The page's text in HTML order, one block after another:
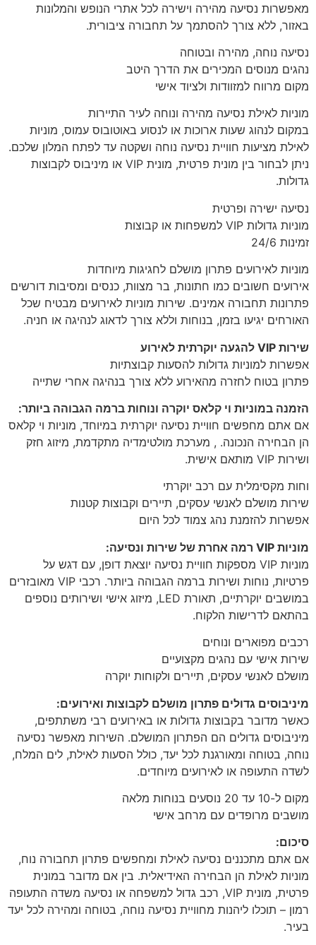
מאפשרות נסיעה מהירה וישירה לכל אתרי הנופש והמלונות
באזור, ללא צורך להסתמך על תחבורה ציבורית.
נסיעה נוחה, מהירה ובטוחה
נהגים מנוסים המכירים את הדרך היטב
מקום מרווח למזוודות ולציוד אישי
מוניות לאילת נסיעה מהירה ונוחה לעיר התיירות
במקום לנהוג שעות ארוכות או לנסוע באוטובוס עמוס, מוניות
לאילת מציעות חוויית נסיעה נוחה ושקטה עד לפתח המלון שלכם.
ניתן לבחור בין מונית פרטית, מונית VIP או מיניבוס לקבוצות
גדולות.
נסיעה ישירה ופרטית
מוניות גדולות VIP למשפחות או קבוצות
זמינות 24/6
מוניות לאירועים פתרון מושלם לחגיגות מיוחדות
אירועים חשובים כמו חתונות, בר מצוות, כנסים ומסיבות דורשים
פתרונות תחבורה אמינים. שירות מוניות לאירועים מבטיח שכל
האורחים יגיעו בזמן, בנוחות וללא צורך לדאוג לנהיגה או חניה.
שירות VIP להגעה יוקרתית לאירוע
אפשרות למוניות גדולות להסעות קבוצתיות
פתרון בטוח לחזרה מהאירוע ללא צורך בנהיגה אחרי שתייה
הזמנה במוניות וי קלאס יוקרה ונוחות ברמה הגבוהה ביותר:
אם אתם מחפשים חוויית נסיעה יוקרתית במיוחד, מוניות וי קלאס
הן הבחירה הנכונה. , מערכת מולטימדיה מתקדמת, מיזוג חזק
ושירות VIP מותאם אישית.
וחות מקסימלית עם רכב יוקרתי
שירות מושלם לאנשי עסקים, תיירים וקבוצות קטנות
אפשרות להזמנת נהג צמוד לכל היום
מוניות VIP רמה אחרת של שירות ונסיעה:
מוניות VIP מספקות חוויית נסיעה יוצאת דופן, עם דגש על
פרטיות, נוחות ושירות ברמה הגבוהה ביותר. רכבי VIP מאובזרים
במושבים יוקרתיים, תאורת LED, מיזוג אישי ושירותים נוספים
בהתאם לדרישות הלקוח.
רכבים מפוארים ונוחים
שירות אישי עם נהגים מקצועיים
מושלם לאנשי עסקים, תיירים ולקוחות יוקרה
מיניבוסים גדולים פתרון מושלם לקבוצות ואירועים:
כאשר מדובר בקבוצות גדולות או באירועים רבי משתתפים,
מיניבוסים גדולים הם הפתרון המושלם. השירות מאפשר נסיעה
נוחה, בטוחה ומאורגנת לכל יעד, כולל הסעות לאילת, לים המלח,
לשדה התעופה או לאירועים מיוחדים.
מקום ל-10 עד 20 נוסעים בנוחות מלאה
מושבים מרופדים עם מרחב אישי
סיכום:
אם אתם מתכננים נסיעה לאילת ומחפשים פתרון תחבורה נוח,
מוניות לאילת הן הבחירה האידיאלית. בין אם מדובר במונית
פרטית, מונית VIP, רכב גדול למשפחה או נסיעה משדה התעופה
רמון – תוכלו ליהנות מחוויית נסיעה נוחה, בטוחה ומהירה לכל יעד
בעיר.